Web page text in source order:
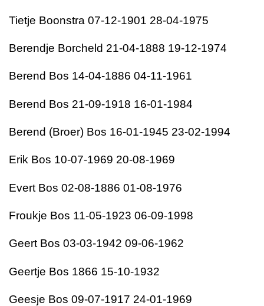
Tietje Boonstra 07-12-1901 28-04-1975
Berendje Borcheld 21-04-1888 19-12-1974
Berend Bos 14-04-1886 04-11-1961
Berend Bos 21-09-1918 16-01-1984
Berend (Broer) Bos 16-01-1945 23-02-1994
Erik Bos 10-07-1969 20-08-1969
Evert Bos 02-08-1886 01-08-1976
Froukje Bos 11-05-1923 06-09-1998
Geert Bos 03-03-1942 09-06-1962
Geertje Bos 1866 15-10-1932
Geesje Bos 09-07-1917 24-01-1969